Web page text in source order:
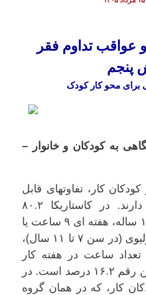
تداوم فقر بخش پنجم
تداوم فقر
محو کار کودک
به کودکان و خانوار –
کار، تفاوتهای قابل
توجهی کشورها وجود دارند. در کاستاریکا ۸۰.۲
درصد کودکان کار ۵ تا ۱۱ ساله، هفته ای ۹ ساعت یا
کمتر کار می کنند، در بولیوی (در سن ۷ تا ۱۱ سال)،
تعداد ساعت در هفته کار
می‌کنند و در گواتمالا، این رقم ۱۶.۲ درصد است. در
کودکان کار، که در همان گروه